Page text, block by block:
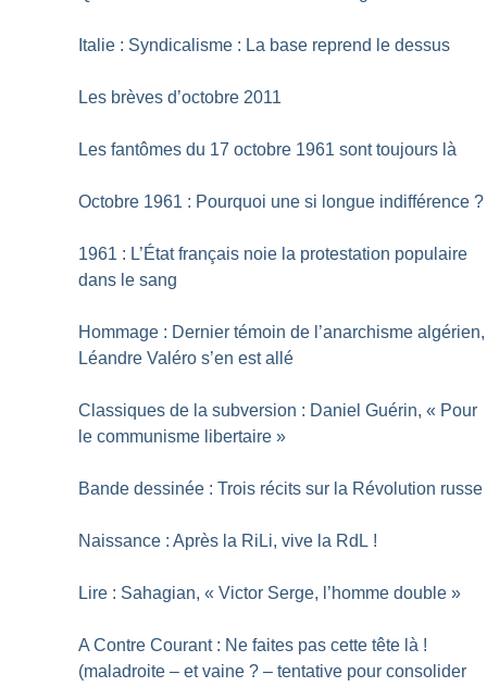
Italie : Syndicalisme : La base reprend le dessus
Les brèves d’octobre 2011
Les fantômes du 17 octobre 1961 sont toujours là
Octobre 1961 : Pourquoi une si longue indifférence ?
1961 : L’État français noie la protestation populaire
dans le sang
Hommage : Dernier témoin de l’anarchisme algérien,
Léandre Valéro s’en est allé
Classiques de la subversion : Daniel Guérin, « Pour
le communisme libertaire »
Bande dessinée : Trois récits sur la Révolution russe
Naissance : Après la RiLi, vive la RdL !
Lire : Sahagian, « Victor Serge, l’homme double »
A Contre Courant : Ne faites pas cette tête là !
(maladroite – et vaine ? – tentative pour consolider